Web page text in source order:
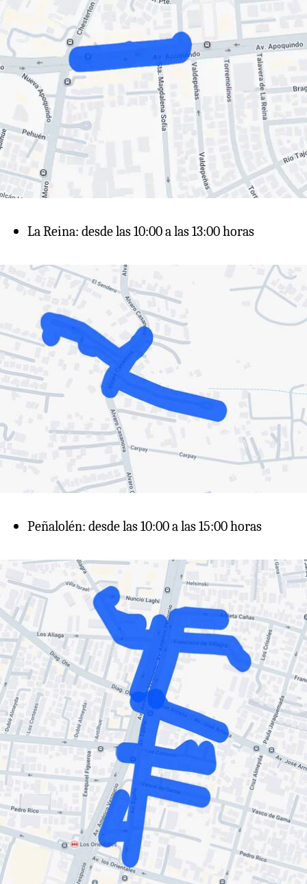
La Reina: desde las 10:00 a las 13:00 horas
Peñalolén: desde las 10:00 a las 15:00 horas